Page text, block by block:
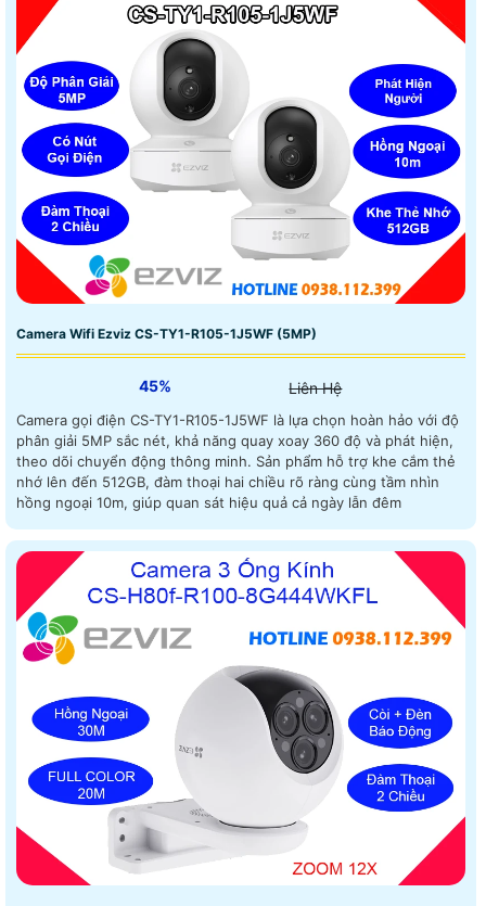
Camera Wifi Ezviz CS-TY1-R105-1J5WF (5MP)
45% Liên Hệ
Camera gọi điện CS-TY1-R105-1J5WF là lựa chọn hoàn hảo với độ
phân giải 5MP sắc nét, khả năng quay xoay 360 độ và phát hiện,
theo dõi chuyển động thông minh. Sản phẩm hỗ trợ khe cắm thẻ
nhớ lên đến 512GB, đàm thoại hai chiều rõ ràng cùng tầm nhìn
hồng ngoại 10m, giúp quan sát hiệu quả cả ngày lẫn đêm